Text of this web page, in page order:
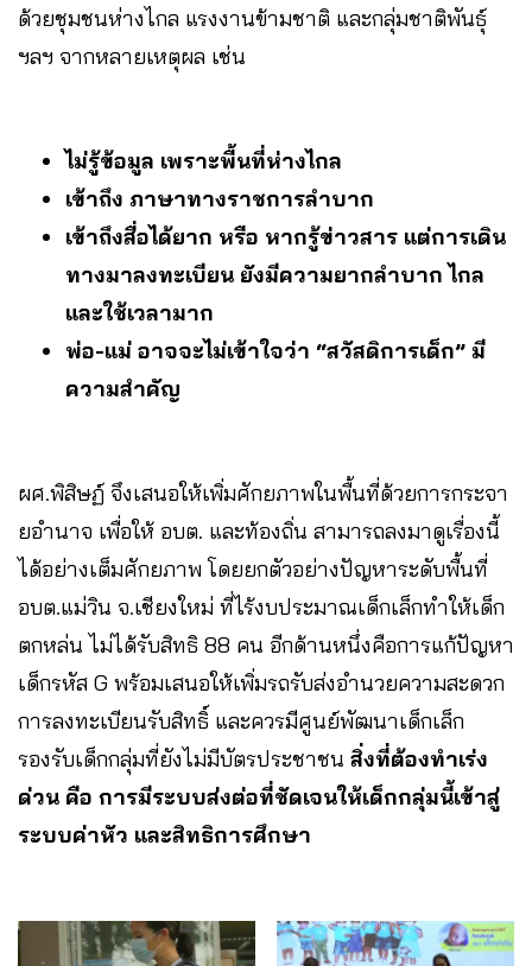
ด้วยชุมชนห่างไกล แรงงานข้ามชาติ และกลุ่มชาติพันธุ์
ฯลฯ จากหลายเหตุผล เช่น
ไม่รู้ข้อมูล เพราะพื้นที่ห่างไกล
เข้าถึง ภาษาทางราชการลำบาก
เข้าถึงสื่อได้ยาก หรือ หากรู้ข่าวสาร แต่การเดิน
ทางมาลงทะเบียน ยังมีความยากลำบาก ไกล
และใช้เวลามาก
พ่อ-แม่ อาจจะไม่เข้าใจว่า “สวัสดิการเด็ก” มี
ความสำคัญ
ผศ.พิสิษฏ์ จึงเสนอให้เพิ่มศักยภาพในพื้นที่ด้วยการกระจา
ยอำนาจ เพื่อให้ อบต. และท้องถิ่น สามารถลงมาดูเรื่องนี้
ได้อย่างเต็มศักยภาพ โดยยกตัวอย่างปัญหาระดับพื้นที่
อบต.แม่วิน จ.เชียงใหม่ ที่ไร้งบประมาณเด็กเล็กทำให้เด็ก
ตกหล่น ไม่ได้รับสิทธิ 88 คน อีกด้านหนึ่งคือการแก้ปัญหา
เด็กรหัส G พร้อมเสนอให้เพิ่มรถรับส่งอำนวยความสะดวก
การลงทะเบียนรับสิทธิ์ และควรมีศูนย์พัฒนาเด็กเล็ก
รองรับเด็กกลุ่มที่ยังไม่มีบัตรประชาชน สิ่งที่ต้องทำเร่ง
ด่วน คือ การมีระบบส่งต่อที่ชัดเจนให้เด็กกลุ่มนี้เข้าสู่
ระบบค่าหัว และสิทธิการศึกษา